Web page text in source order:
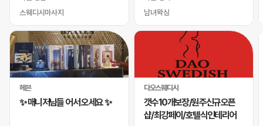
스웨디시마사지
헤븐
✨ 매니저님들 어서 오세요 ✨
남녀왁싱
다오스웨디시
갯수10개보장/원주신규오픈
샵/최강페이/호텔식인테리어